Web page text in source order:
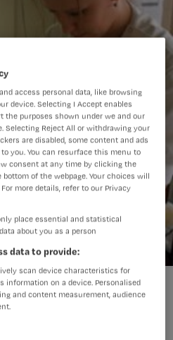
zorgverlener
access personal data, like browsing
device. Selecting I Accept enables
the purposes shown under we and our
Selecting Reject All or withdrawing your
are disabled, some content and ads
you. You can resurface this menu to
consent at any time by clicking the
of the webpage. Your choices will
more details, refer to our Privacy
place essential and statistical
about you as a person
data to provide:
scan device characteristics for
information on a device. Personalised
and content measurement, audience